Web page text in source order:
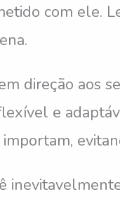
com ele.
direção aos
e